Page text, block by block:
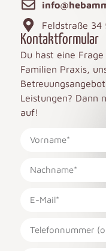
Feldstraße 34
Kontaktformular
Du hast eine
Familien Praxis,
Leistungen? Dann
auf!